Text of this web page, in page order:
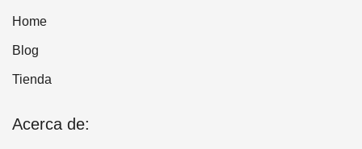
Home
Blog
Tienda
Acerca de: